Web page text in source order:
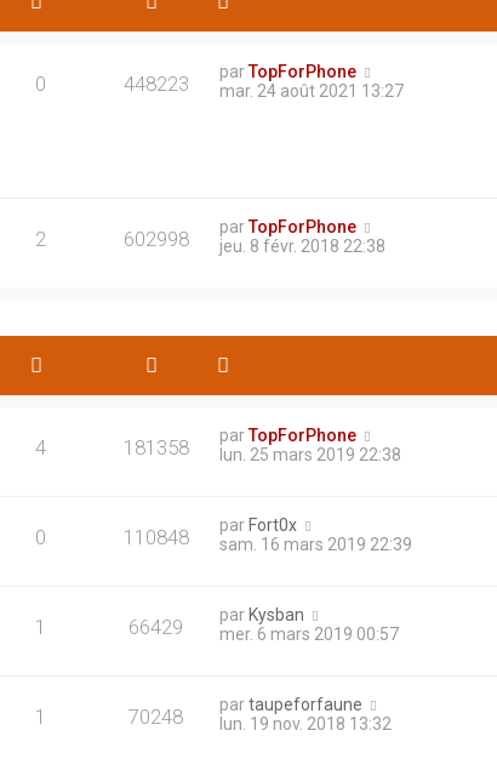
0 448223 parTopForPhone
mar. 24 août 2021 13:27
2 602998 parTopForPhone
jeu. 8 févr. 2018 22:38
4 181358 parTopForPhone
lun. 25 mars 2019 22:38
0 110848 par Fort0x
sam. 16 mars 2019 22:39
1 66429 par Kysban
mer. 6 mars 2019 00:57
1 70248 partaupeforfaune
lun. 19 nov. 2018 13:32